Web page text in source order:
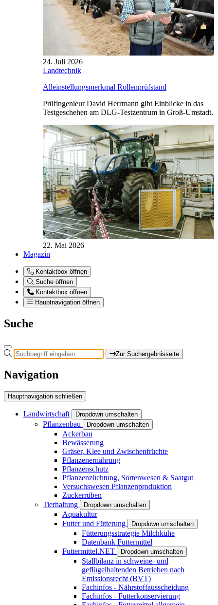
24. Juli 2026
Landtechnik
Alleinstellungsmerkmal Rollenprüfstand
Prüfingenieur David Herrmann gibt Einblicke in das
Testgeschehen am DLG-Testzentrum in Groß-Umstadt.
22. Mai 2026
Magazin
Kontaktbox öffnen
Suche öffnen
Kontaktbox öffnen
Hauptnavigation öffnen
Suche
Zur Suchergebnisseite
Navigation
Hauptnavigation schließen
Landwirtschaft Dropdown umschalten
Pflanzenbau Dropdown umschalten
Ackerbau
Bewässerung
Gräser, Klee und Zwischenfrüchte
Pflanzenernährung
Pflanzenschutz
Pflanzenzüchtung, Sortenwesen & Saatgut
Versuchswesen Pflanzenproduktion
Zuckerrüben
Tierhaltung
Dropdown umschalten
Aquakultur
Futter und Fütterung
Dropdown umschalten
Fütterungsstrategie Milchkühe
Datenbank Futtermittel
Futtermittel.NET
Dropdown umschalten
Stallbilanz in schweine- und
geflügelhaltenden Betrieben nach
Emissionsrecht (BVT)
Fachinfos - Nährstoffausscheidung
Fachinfos - Futterkonservierung